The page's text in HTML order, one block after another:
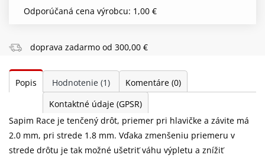
Odporúčaná cena výrobcu: 1,00 €
doprava zadarmo od 300,00 €
Popis Hodnotenie (1) Komentáre (0)
Kontaktné údaje (GPSR)
Sapim Race je tenčený drôt, priemer pri hlavičke a závite má
2.0 mm, pri strede 1.8 mm. Vďaka zmenšeniu priemeru v
strede drôtu je tak možné ušetriť váhu výpletu a znížiť